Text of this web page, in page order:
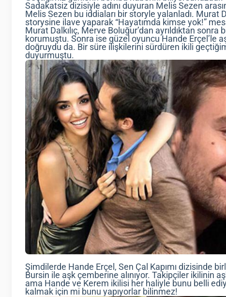
Sadakatsiz dizisiyle adını duyuran Melis Sezen
Melis Sezen bu iddiaları bir storyle yalanladı. Murat
storysine ilave yaparak “Hayatımda kimse yok!”
Murat Dalkılıç, Merve Boluğur’dan ayrıldıktan
korumuştu. Sonra ise güzel oyuncu Hande Erçel’le
doğruydu da. Bir süre ilişkilerini sürdüren ikili
duyurmuştu.
Şimdilerde Hande Erçel, Sen Çal Kapımı dizisinde
Bursin ile aşk çemberine alınıyor. Takipçiler ikilinin
ama Hande ve Kerem ikilisi her haliyle bunu belli
kalmak için mi bunu yapıyorlar bilinmez!